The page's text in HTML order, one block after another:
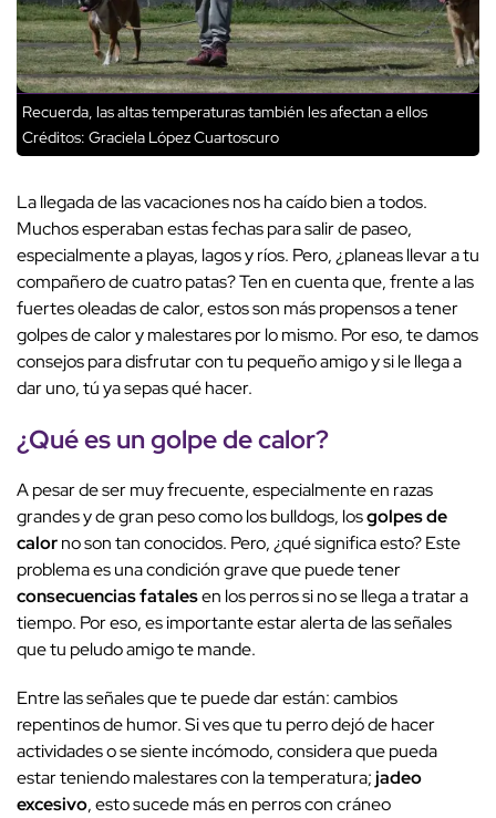
Recuerda, las altas temperaturas también les afectan a ellos
Créditos: Graciela López Cuartoscuro
La llegada de las vacaciones nos ha caído bien a todos.
Muchos esperaban estas fechas para salir de paseo,
especialmente a playas, lagos y ríos. Pero, ¿planeas llevar a tu
compañero de cuatro patas? Ten en cuenta que, frente a las
fuertes oleadas de calor, estos son más propensos a tener
golpes de calor y malestares por lo mismo. Por eso, te damos
consejos para disfrutar con tu pequeño amigo y si le llega a
dar uno, tú ya sepas qué hacer.
¿Qué es un golpe de calor?
A pesar de ser muy frecuente, especialmente en razas
grandes y de gran peso como los bulldogs, losgolpes de
calorno son tan conocidos. Pero, ¿qué significa esto? Este
problema es una condición grave que puede tener
consecuencias fatalesen los perros si no se llega a tratar a
tiempo. Por eso, es importante estar alerta de las señales
que tu peludo amigo te mande.
Entre las señales que te puede dar están: cambios
repentinos de humor. Si ves que tu perro dejó de hacer
actividades o se siente incómodo, considera que pueda
estar teniendo malestares con la temperatura;jadeo
excesivo, esto sucede más en perros con cráneo